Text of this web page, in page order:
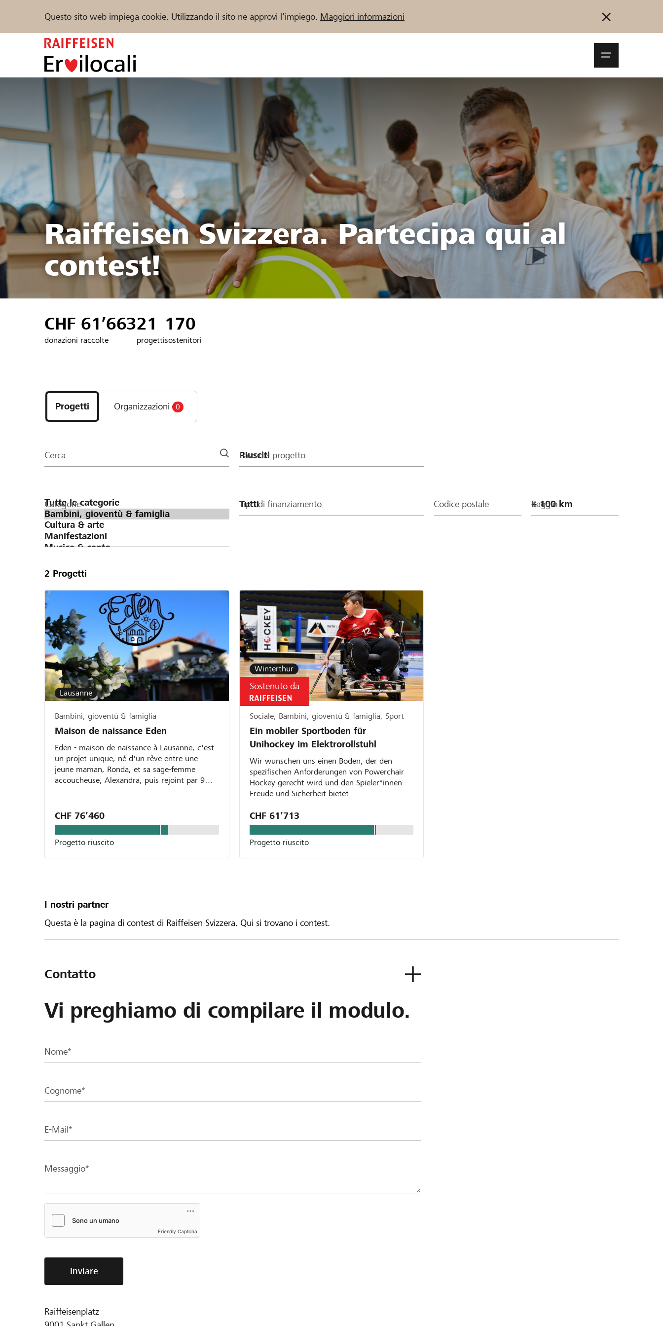
Questo sito web impiega cookie. Utilizzando il sito ne approvi l'impiego. Maggiori informazioni
Sostenere Aiuto & supporto Partner / Banche Raiffeisen Collegarsi
Trova progetti e organizzazioni Inizia ora
DE IT
Raiffeisen Svizzera. Partecipa qui al
contest!
CHF 61’663
donazioni raccolte
21
progetti
170
sostenitori
i
progetti
e
della
Progetti Organizzazioni 0
Cerca Fase del progetto
Categorie Tipo di finanziamento Codice postale Raggio
2 Progetti
Lausanne
Bambini, gioventù & famiglia
Maison de naissance Eden
Eden - maison de naissance à Lausanne, c'est
un projet unique, né d'un rêve entre une
jeune maman, Ronda, et sa sage-femme
accoucheuse, Alexandra, puis rejoint par 9
CHF 76’460
Progetto riuscito
Winterthur
Sostenuto da
Sociale, Bambini, gioventù & famiglia, Sport
Ein mobiler Sportboden für
Unihockey im Elektrorollstuhl
Wir wünschen uns einen Boden, der den
spezifischen Anforderungen von Powerchair
Hockey gerecht wird und den Spieler*innen
Freude und Sicherheit bietet
CHF 61’713
Progetto riuscito
I nostri partner
Questa è la pagina di contest di Raiffeisen Svizzera. Qui si trovano i contest.
Contatto
Vi preghiamo di compilare il modulo.
Nome*
Cognome*
E-Mail*
Messaggio*
Friendly Captcha
Inviare
Raiffeisenplatz